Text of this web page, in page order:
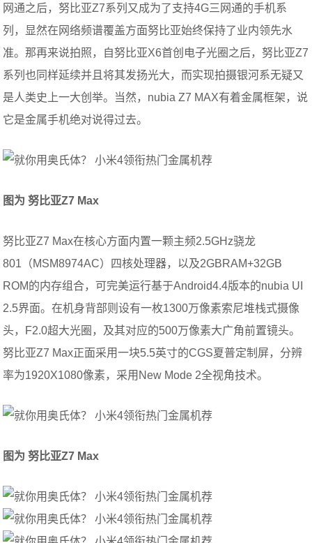
网通之后，努比亚Z7系列又成为了支持4G三网通的手机系
列，显然在网络频谱覆盖方面努比亚始终保持了业内领先水
准。那再来说拍照，自努比亚X6首创电子光圈之后，努比亚Z7
系列也同样延续并且将其发扬光大，而实现拍摄银河系无疑又
是人类史上一大创举。当然，nubia Z7 MAX有着金属框架，说
它是金属手机绝对说得过去。
图为 努比亚Z7 Max
努比亚Z7 Max在核心方面内置一颗主频2.5GHz骁龙
801（MSM8974AC）四核处理器，以及2GBRAM+32GB
ROM的内存组合，可完美运行基于Android4.4版本的nubia UI
2.5界面。在机身背部则设有一枚1300万像素索尼堆栈式摄像
头，F2.0超大光圈，及其对应的500万像素大广角前置镜头。
努比亚Z7 Max正面采用一块5.5英寸的CGS夏普定制屏，分辨
率为1920X1080像素，采用New Mode 2全视角技术。
图为 努比亚Z7 Max